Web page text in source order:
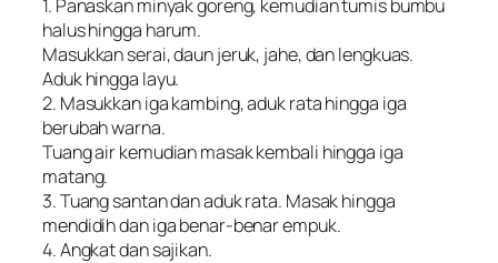
1. Panaskan minyak goreng, kemudian tumis bumbu
halus hingga harum.
Masukkan serai, daun jeruk, jahe, dan lengkuas.
Aduk hingga layu.
2. Masukkan iga kambing, aduk rata hingga iga
berubah warna.
Tuang air kemudian masak kembali hingga iga
matang.
3. Tuang santan dan aduk rata. Masak hingga
mendidih dan iga benar-benar empuk.
4. Angkat dan sajikan.